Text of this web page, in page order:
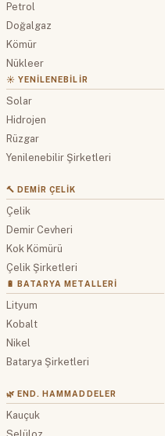
Petrol
Doğalgaz
Kömür
Nükleer
☀️ YENILENEBILIR
Solar
Hidrojen
Rüzgar
Yenilenebilir Şirketleri
🔨 DEMIR ÇELIK
Çelik
Demir Cevheri
Kok Kömürü
Çelik Şirketleri
🔋 BATARYA METALLERI
Lityum
Kobalt
Nikel
Batarya Şirketleri
🌿 END. HAMMADDELER
Kauçuk